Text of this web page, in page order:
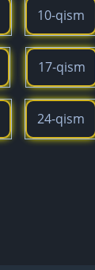
10-qism
17-qism
24-qism